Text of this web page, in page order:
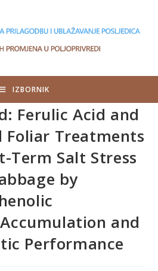
IZBORNIK
Ferulic Acid and
Foliar Treatments
Term Salt Stress
by
and
Performance